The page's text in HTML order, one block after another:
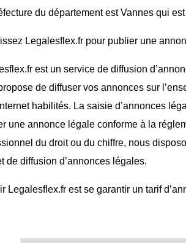
du département est Vannes qui
Legalesflex.fr pour publier une
est un service de diffusion
de diffuser vos annonces sur
habilités. La saisie d’annonces
une annonce légale conforme à la
du droit ou du chiffre, nous
de diffusion d’annonces légales.
Legalesflex.fr est se garantir un tarif